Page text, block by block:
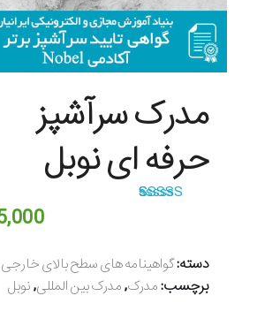
مدرک سرآشپز
حرفه ای نوبل
مشتری
دسته:گواهینامه های سطح بالای خارجی
برچسب:مدرک,مدرک بین المللی,نوبل